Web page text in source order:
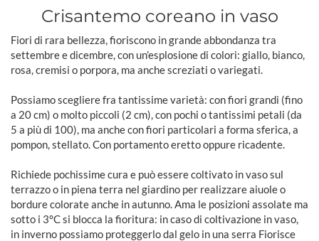
Crisantemo coreano in vaso
Fiori di rara bellezza, fioriscono in grande abbondanza tra
settembre e dicembre, con un’esplosione di colori: giallo, bianco,
rosa, cremisi o porpora, ma anche screziati o variegati.
Possiamo scegliere fra tantissime varietà: con fiori grandi (fino
a 20 cm) o molto piccoli (2 cm), con pochi o tantissimi petali (da
5 a più di 100), ma anche con fiori particolari a forma sferica, a
pompon, stellato. Con portamento eretto oppure ricadente.
Richiede pochissime cura e può essere coltivato in vaso sul
terrazzo o in piena terra nel giardino per realizzare aiuole o
bordure colorate anche in autunno. Ama le posizioni assolate ma
sotto i 3°C si blocca la fioritura: in caso di coltivazione in vaso,
in inverno possiamo proteggerlo dal gelo in una serra Fiorisce